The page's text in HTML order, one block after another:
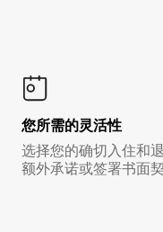
您所需的灵活性
选择您的确切入住和
额外承诺或签署书面